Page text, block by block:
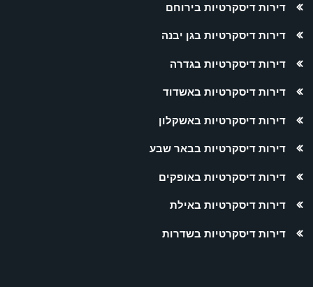
דירות דיסקרטיות בירוחם
דירות דיסקרטיות בגן יבנה
דירות דיסקרטיות בגדרה
דירות דיסקרטיות באשדוד
דירות דיסקרטיות באשקלון
דירות דיסקרטיות בבאר שבע
דירות דיסקרטיות באופקים
דירות דיסקרטיות באילת
דירות דיסקרטיות בשדרות